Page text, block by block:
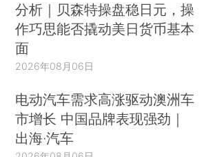
分析｜贝森特操盘稳日元，操
作巧思能否撬动美日货币基本
面
2026年08月06日
电动汽车需求高涨驱动澳洲车
市增长 中国品牌表现强劲｜
出海·汽车